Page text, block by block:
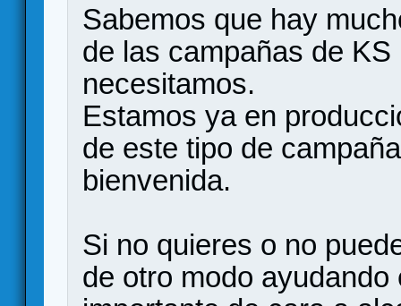
Sabemos que hay
de las campañas de
necesitamos.
Estamos ya en
de este tipo de
bienvenida.
Si no quieres o no
de otro modo